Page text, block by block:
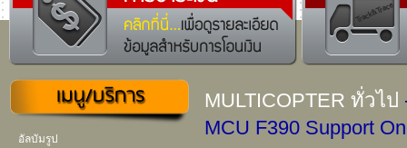
อัลบัมรูป
MULTICOPTER ทั่วไป
MCU F390 Support